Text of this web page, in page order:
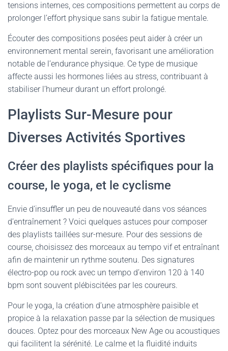
tensions internes, ces compositions permettent au corps de
prolonger l’effort physique sans subir la fatigue mentale.
Écouter des compositions posées peut aider à créer un
environnement mental serein, favorisant une amélioration
notable de l’endurance physique. Ce type de musique
affecte aussi les hormones liées au stress, contribuant à
stabiliser l’humeur durant un effort prolongé.
Playlists Sur-Mesure pour
Diverses Activités Sportives
Créer des playlists spécifiques pour la
course, le yoga, et le cyclisme
Envie d’insuffler un peu de nouveauté dans vos séances
d’entraînement ? Voici quelques astuces pour composer
des playlists taillées sur-mesure. Pour des sessions de
course, choisissez des morceaux au tempo vif et entraînant
afin de maintenir un rythme soutenu. Des signatures
électro-pop ou rock avec un tempo d’environ 120 à 140
bpm sont souvent plébiscitées par les coureurs.
Pour le yoga, la création d’une atmosphère paisible et
propice à la relaxation passe par la sélection de musiques
douces. Optez pour des morceaux New Age ou acoustiques
qui facilitent la sérénité. Le calme et la fluidité induits